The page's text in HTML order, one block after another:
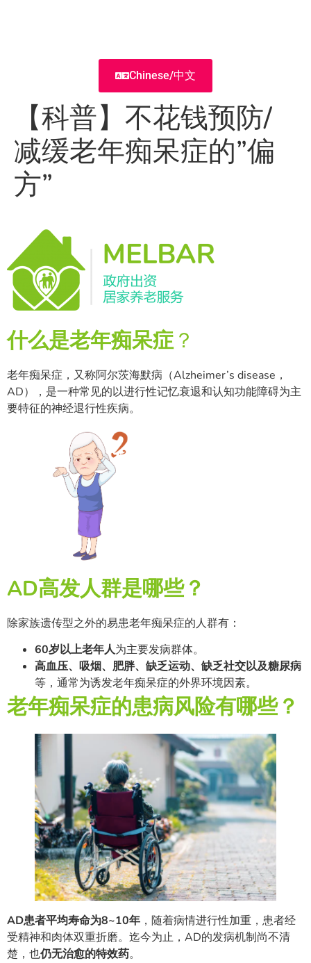
Chinese/中文
【科普】不花钱预防/
减缓老年痴呆症的”偏
方”
什么是老年痴呆症？
老年痴呆症，又称阿尔茨海默病（Alzheimer’s disease，
AD），是一种常见的以进行性记忆衰退和认知功能障碍为主
要特征的神经退行性疾病。
AD高发人群是哪些？
除家族遗传型之外的易患老年痴呆症的人群有：
60岁以上老年人为主要发病群体。
高血压、吸烟、肥胖、缺乏运动、缺乏社交以及糖尿病
等，通常为诱发老年痴呆症的外界环境因素。
老年痴呆症的患病风险有哪些？
AD患者平均寿命为8~10年 ，随着病情进行性加重，患者经
受精神和肉体双重折磨。迄今为止，AD的发病机制尚不清
楚，也仍无治愈的特效药。